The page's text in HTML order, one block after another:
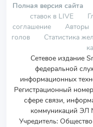
Полная версия сайта
ставок в LIVE
соглашение
Авторы
голов
Статистика
Сетевое издание
федеральной
информационных
Регистрационный
сфере связи,
коммуникаций
Учредитель: Общество